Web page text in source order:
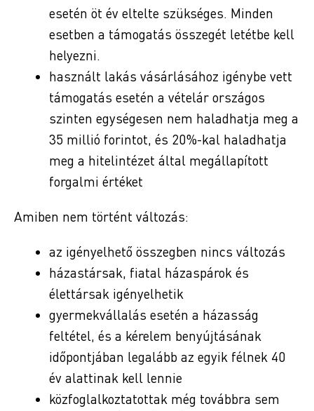
esetén öt év eltelte szükséges. Minden
esetben a támogatás összegét letétbe kell
helyezni.
használt lakás vásárlásához igénybe vett
támogatás esetén a vételár országos
szinten egységesen nem haladhatja meg a
35 millió forintot, és 20%-kal haladhatja
meg a hitelintézet által megállapított
forgalmi értéket
Amiben nem történt változás:
az igényelhető összegben nincs változás
házastársak, fiatal házaspárok és
élettársak igényelhetik
gyermekvállalás esetén a házasság
feltétel, és a kérelem benyújtásának
időpontjában legalább az egyik félnek 40
év alattinak kell lennie
közfoglalkoztatottak még továbbra sem